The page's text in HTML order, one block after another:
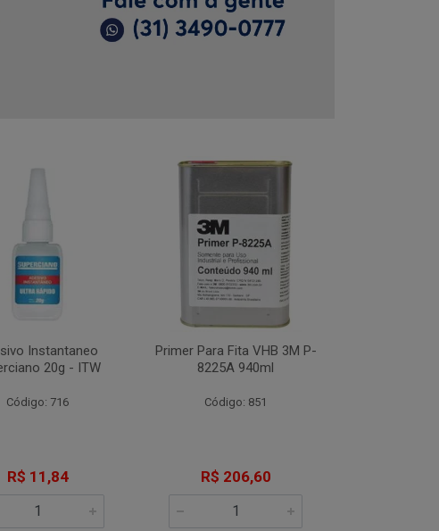
Instantaneo
20g - ITW
Código: 716
R$ 11,84
Primer Para Fita VHB 3M P-
8225A 940ml
Código: 851
R$ 206,60